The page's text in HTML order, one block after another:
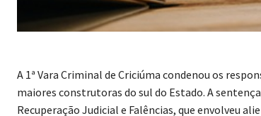
A 1ª Vara Criminal de Criciúma condenou os
maiores construtoras do sul do Estado. A
Recuperação Judicial e Falências, que envolveu